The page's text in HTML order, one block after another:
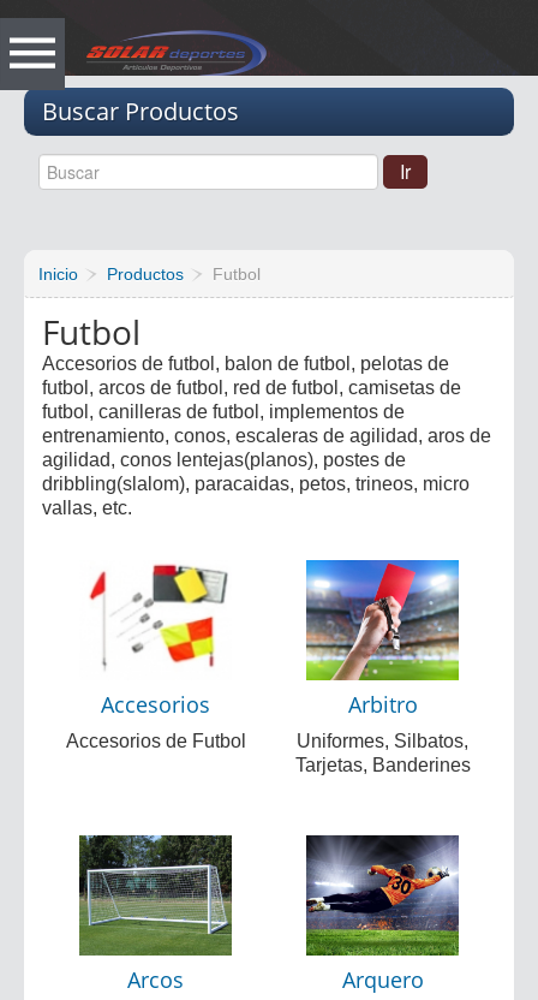
Buscar Productos
Inicio Productos Futbol
Futbol
Accesorios de futbol, balon de futbol, pelotas de
futbol, arcos de futbol, red de futbol, camisetas de
futbol, canilleras de futbol, implementos de
entrenamiento, conos, escaleras de agilidad, aros de
agilidad, conos lentejas(planos), postes de
dribbling(slalom), paracaidas, petos, trineos, micro
vallas, etc.
Accesorios
Accesorios de Futbol
Arbitro
Uniformes, Silbatos,
Tarjetas, Banderines
Arcos Arquero